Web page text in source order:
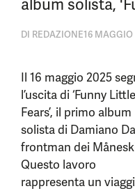
album solista,
DI REDAZIONE16 MAGGIO
Il 16 maggio 2025
l’uscita di ‘Funny Little
Fears’, il primo album
solista di Damiano
frontman dei
Questo lavoro
rappresenta un